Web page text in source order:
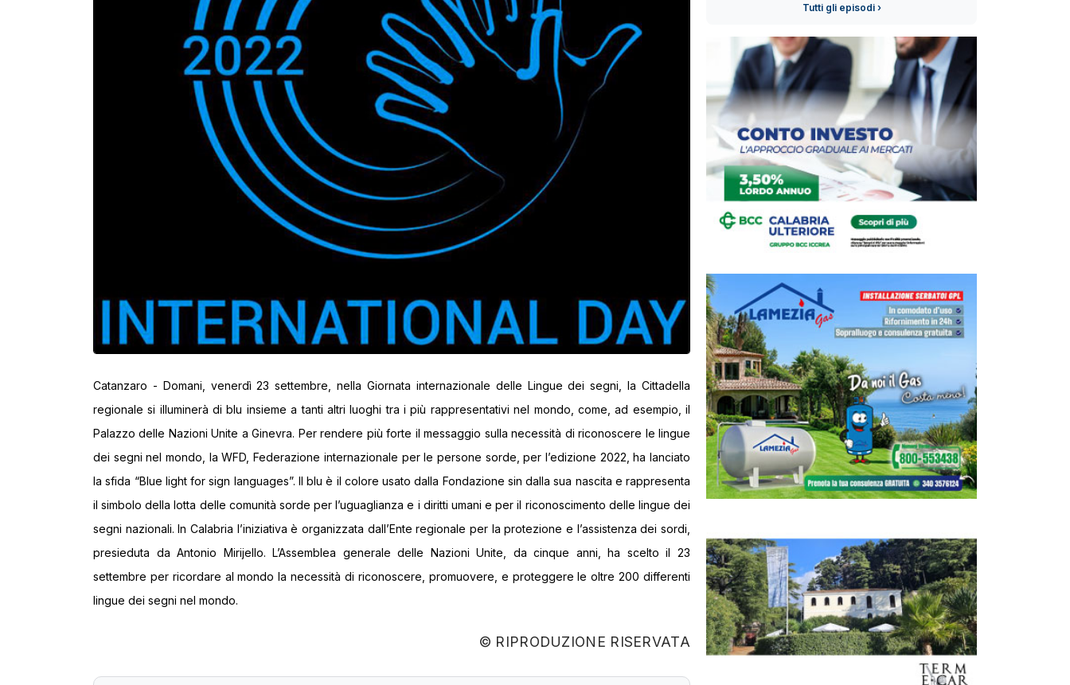
Catanzaro - Domani, venerdì 23 settembre, nella Giornata internazionale delle Lingue dei segni, la Cittadella
regionale si illuminerà di blu insieme a tanti altri luoghi tra i più rappresentativi nel mondo, come, ad esempio, il
Palazzo delle Nazioni Unite a Ginevra. Per rendere più forte il messaggio sulla necessità di riconoscere le lingue
dei segni nel mondo, la WFD, Federazione internazionale per le persone sorde, per l’edizione 2022, ha lanciato
la sfida “Blue light for sign languages”. Il blu è il colore usato dalla Fondazione sin dalla sua nascita e rappresenta
il simbolo della lotta delle comunità sorde per l’uguaglianza e i diritti umani e per il riconoscimento delle lingue dei
segni nazionali. In Calabria l’iniziativa è organizzata dall’Ente regionale per la protezione e l’assistenza dei sordi,
presieduta da Antonio Mirijello. L’Assemblea generale delle Nazioni Unite, da cinque anni, ha scelto il 23
settembre per ricordare al mondo la necessità di riconoscere, promuovere, e proteggere le oltre 200 differenti
lingue dei segni nel mondo.
© RIPRODUZIONE RISERVATA
Tutti gli episodi ›